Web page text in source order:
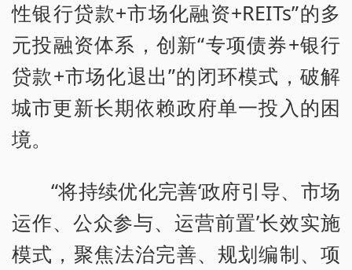
性银行贷款+市场化融资+REITs”的多
元投融资体系，创新“专项债券+银行
贷款+市场化退出”的闭环模式，破解
城市更新长期依赖政府单一投入的困
境。
“将持续优化完善‘政府引导、市场
运作、公众参与、运营前置’长效实施
模式，聚焦法治完善、规划编制、项